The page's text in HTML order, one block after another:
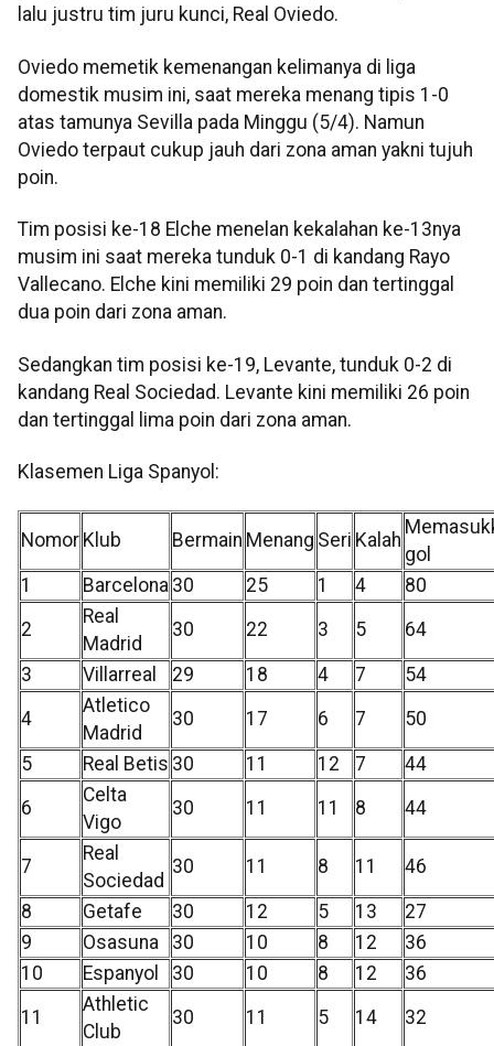
lalu justru tim juru kunci, Real Oviedo.
Oviedo memetik kemenangan kelimanya di liga
domestik musim ini, saat mereka menang tipis 1-0
atas tamunya Sevilla pada Minggu (5/4). Namun
Oviedo terpaut cukup jauh dari zona aman yakni tujuh
poin.
Tim posisi ke-18 Elche menelan kekalahan ke-13nya
musim ini saat mereka tunduk 0-1 di kandang Rayo
Vallecano. Elche kini memiliki 29 poin dan tertinggal
dua poin dari zona aman.
Sedangkan tim posisi ke-19, Levante, tunduk 0-2 di
kandang Real Sociedad. Levante kini memiliki 26 poin
dan tertinggal lima poin dari zona aman.
Klasemen Liga Spanyol:
Nomor Klub Bermain Menang Seri Kalah
gol
1
Barcelona 30 25 1 4
80
2
Real
Madrid
30 22 3 5 64
3 Villarreal 29 18 4 7
54
4
Atletico
Madrid
30 17 6 7 50
5 Real Betis 30 11 12 7
44
6
Celta
Vigo
30 11 11 8 44
7
Real
Sociedad
30 11 8 11 46
8 Getafe 30 12 5 13
27
9
Osasuna 30 10 8 12
36
10
Espanyol 30 10 8 12
36
11
Athletic
Club
30 11 5 14 32